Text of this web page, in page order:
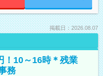
掲載日：2026.08.07
！10～16時＊残業
務